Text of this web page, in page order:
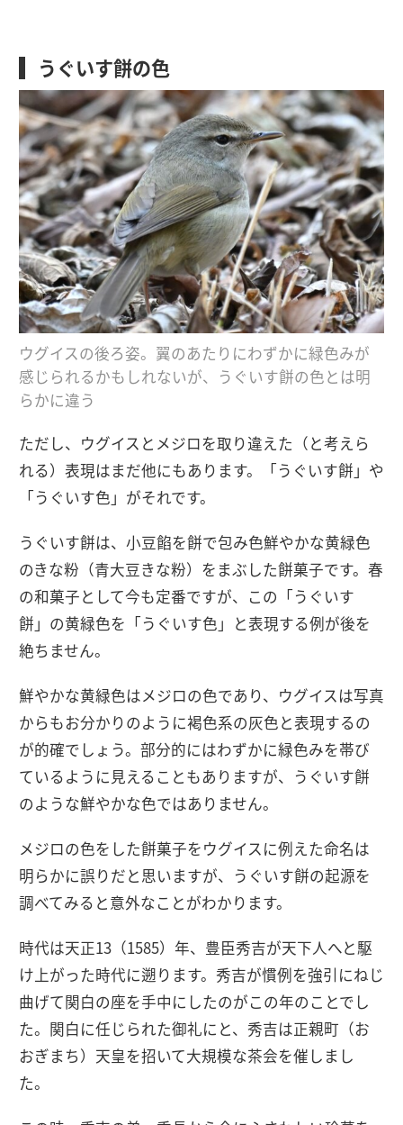
うぐいす餅の色
ウグイスの後ろ姿。翼のあたりにわずかに緑色みが
感じられるかもしれないが、うぐいす餅の色とは明
らかに違う
ただし、ウグイスとメジロを取り違えた（と考えら
れる）表現はまだ他にもあります。「うぐいす餅」や
「うぐいす色」がそれです。
うぐいす餅は、小豆餡を餅で包み色鮮やかな黄緑色
のきな粉（青大豆きな粉）をまぶした餅菓子です。春
の和菓子として今も定番ですが、この「うぐいす
餅」の黄緑色を「うぐいす色」と表現する例が後を
絶ちません。
鮮やかな黄緑色はメジロの色であり、ウグイスは写真
からもお分かりのように褐色系の灰色と表現するの
が的確でしょう。部分的にはわずかに緑色みを帯び
ているように見えることもありますが、うぐいす餅
のような鮮やかな色ではありません。
メジロの色をした餅菓子をウグイスに例えた命名は
明らかに誤りだと思いますが、うぐいす餅の起源を
調べてみると意外なことがわかります。
時代は天正13（1585）年、豊臣秀吉が天下人へと駆
け上がった時代に遡ります。秀吉が慣例を強引にねじ
曲げて関白の座を手中にしたのがこの年のことでし
た。関白に任じられた御礼にと、秀吉は正親町（お
おぎまち）天皇を招いて大規模な茶会を催しまし
た。